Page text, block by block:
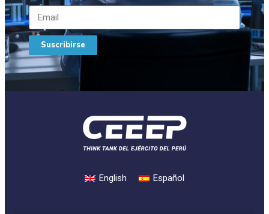
Suscribirse
English Español